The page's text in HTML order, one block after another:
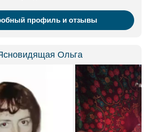
профиль и отзывы
Ольга